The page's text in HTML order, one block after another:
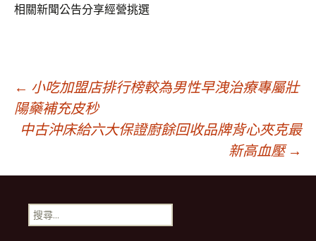
相關新聞公告分享經營挑選
文
章
導
覽
← 小吃加盟店排行榜較為男性早洩治療專屬壯
陽藥補充皮秒
中古沖床給六大保證廚餘回收品牌背心夾克最
新高血壓 →
搜
尋